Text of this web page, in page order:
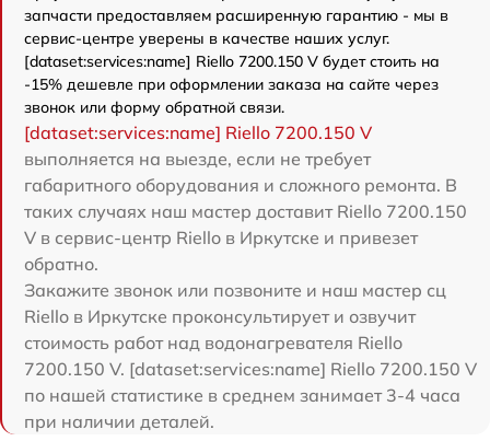
запчасти предоставляем расширенную гарантию - мы в
сервис-центре уверены в качестве наших услуг.
[dataset:services:name] Riello 7200.150 V будет стоить на
-15% дешевле при оформлении заказа на сайте через
звонок или форму обратной связи.
[dataset:services:name] Riello 7200.150 V
выполняется на выезде, если не требует
габаритного оборудования и сложного ремонта. В
таких случаях наш мастер доставит Riello 7200.150
V в сервис-центр Riello в Иркутске и привезет
обратно.
Закажите звонок или позвоните и наш мастер сц
Riello в Иркутске проконсультирует и озвучит
стоимость работ над водонагревателя Riello
7200.150 V. [dataset:services:name] Riello 7200.150 V
по нашей статистике в среднем занимает 3-4 часа
при наличии деталей.